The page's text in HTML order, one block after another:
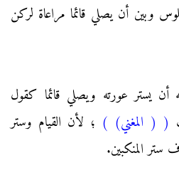
وبين أن يصلي قائما مراعاة لركن
أن يستر عورته ويصلي قائما كقول
( ( المغني) ) ؛ لأن القيام وستر
ستر المنكبين.